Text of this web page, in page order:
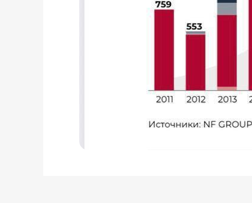
CPA Автомобили
CPA Недвижимость
Web-студия